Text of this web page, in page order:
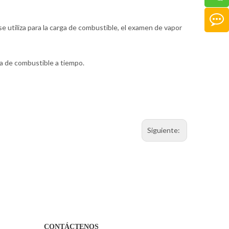
para la carga de combustible, el examen de vapor
de combustible a tiempo.
Siguiente:
CONTÁCTENOS